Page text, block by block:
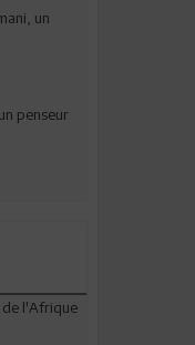
un
penseur
de l'Afrique